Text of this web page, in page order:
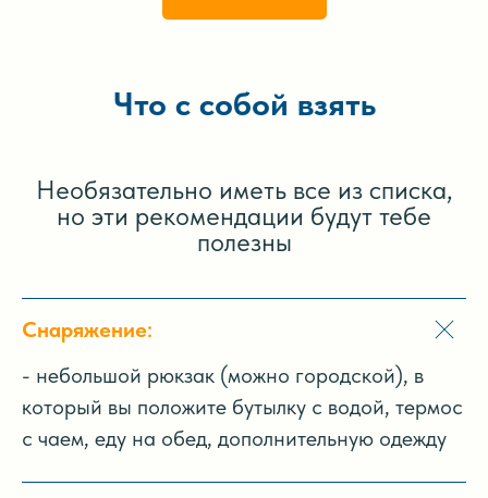
Что с собой взять
Необязательно иметь все из списка,
но эти рекомендации будут тебе
полезны
Снаряжение:
- небольшой рюкзак (можно городской), в
который вы положите бутылку с водой, термос
с чаем, еду на обед, дополнительную одежду